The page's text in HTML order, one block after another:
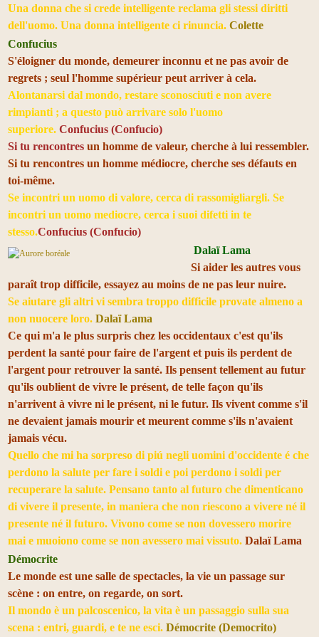
Una donna che si crede intelligente reclama gli stessi diritti
dell'uomo. Una donna intelligente ci rinuncia. Colette
Confucius
S'éloigner du monde, demeurer inconnu et ne pas avoir de
regrets ; seul l'homme supérieur peut arriver à cela.
Alontanarsi dal mondo, restare sconosciuti e non avere
rimpianti ; a questo può arrivare solo l'uomo
superiore. Confucius (Confucio)
Si tu rencontres un homme de valeur, cherche à lui ressembler.
Si tu rencontres un homme médiocre, cherche ses défauts en
toi-même.
Se incontri un uomo di valore, cerca di rassomigliargli. Se
incontri un uomo mediocre, cerca i suoi difetti in te
stesso.Confucius (Confucio)
Dalaï Lama
Si aider les autres vous
paraît trop difficile, essayez au moins de ne pas leur nuire.
Se aiutare gli altri vi sembra troppo difficile provate almeno a
non nuocere loro. Dalaï Lama
Ce qui m'a le plus surpris chez les occidentaux c'est qu'ils
perdent la santé pour faire de l'argent et puis ils perdent de
l'argent pour retrouver la santé. Ils pensent tellement au futur
qu'ils oublient de vivre le présent, de telle façon qu'ils
n'arrivent à vivre ni le présent, ni le futur. Ils vivent comme s'il
ne devaient jamais mourir et meurent comme s'ils n'avaient
jamais vécu.
Quello che mi ha sorpreso di piú negli uomini d'occidente é che
perdono la salute per fare i soldi e poi perdono i soldi per
recuperare la salute. Pensano tanto al futuro che dimenticano
di vivere il presente, in maniera che non riescono a vivere né il
presente né il futuro. Vivono come se non dovessero morire
mai e muoiono come se non avessero mai vissuto. Dalaï Lama
Démocrite
Le monde est une salle de spectacles, la vie un passage sur
scène : on entre, on regarde, on sort.
Il mondo è un palcoscenico, la vita è un passaggio sulla sua
scena : entri, guardi, e te ne esci. Démocrite (Democrito)